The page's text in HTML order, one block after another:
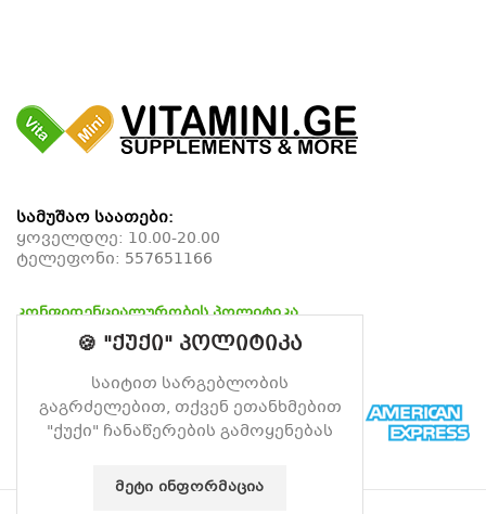
სამუშაო საათები:
ყოველდღე: 10.00-20.00
ტელეფონი: 557651166
კონფიდენციალურობის პოლიტიკა
დაბრუნების პოლიტიკა
მიწოდების პოლიტიკა
🍪 "ქუქი" პოლიტიკა
საიტით სარგებლობის
გაგრძელებით, თქვენ ეთანხმებით
"ქუქი" ჩანაწერების გამოყენებას
ᲛᲔᲢᲘ ᲘᲜᲤᲝᲠᲛᲐᲪᲘᲐ